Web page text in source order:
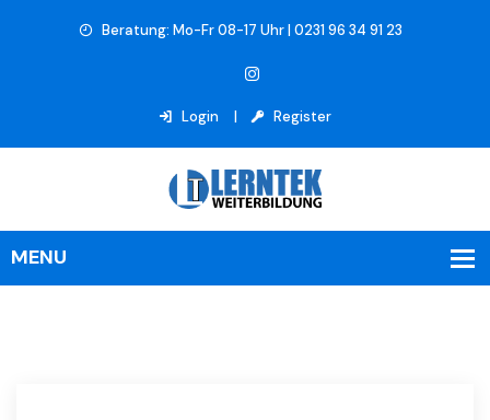
Beratung: Mo-Fr 08-17 Uhr | 0231 96 34 91 23
Login Register